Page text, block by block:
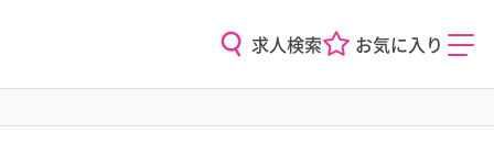
求人検索 お気に入り